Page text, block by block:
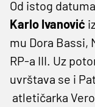
Od istog
Karlo Ivanović
mu Dora Bassi,
RP-a III. Uz
uvrštava se i
atletičarka